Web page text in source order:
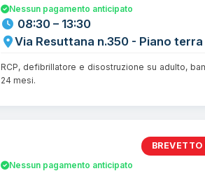
Nessun pagamento anticipato
08:30 – 13:30
Via Resuttana n.350 - Piano
RCP, defibrillatore e disostruzione su adulto,
24 mesi.
Nessun pagamento anticipato